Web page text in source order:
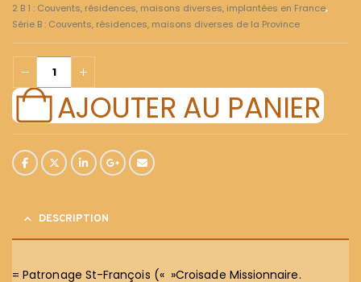
2 B 1 : Couvents, résidences, maisons diverses, implantées en France,
Série B : Couvents, résidences, maisons diverses de la Province
AJOUTER AU PANIER
DESCRIPTION
= Patronage St-François (« »Croisade Missionnaire.